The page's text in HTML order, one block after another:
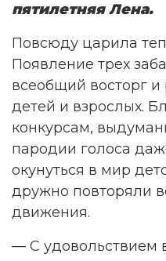
пятилетняя Лена.
Повсюду царила
Появление трех
всеобщий восторг и
детей и взрослых.
конкурсам,
пародии голоса
окунуться в мир
дружно повторяли
движения.
— С удовольствием